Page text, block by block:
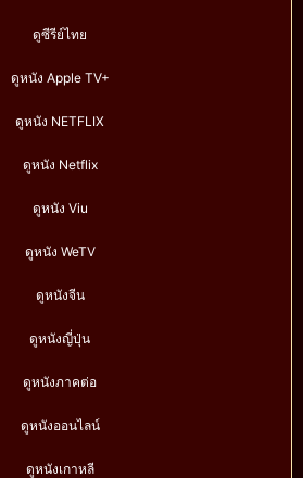
ดูซีรีย์ไทย
ดูหนัง Apple TV+
ดูหนัง NETFLIX
ดูหนัง Netflix
ดูหนัง Viu
ดูหนัง WeTV
ดูหนังจีน
ดูหนังญี่ปุ่น
ดูหนังภาคต่อ
ดูหนังออนไลน์
ดูหนังเกาหลี